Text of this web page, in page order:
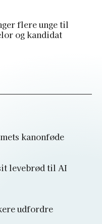
flere unge til
og kandidat
kanonføde
levebrød til AI
udfordre